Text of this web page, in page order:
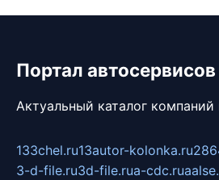
Портал
Актуальный каталог
133chel.ru13autor-kolonka.ru
3-d-file.ru3d-file.rua-cdc.ru